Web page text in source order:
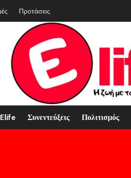
Προτάσεις
Elife Συνεντεύξεις Πολιτισμός